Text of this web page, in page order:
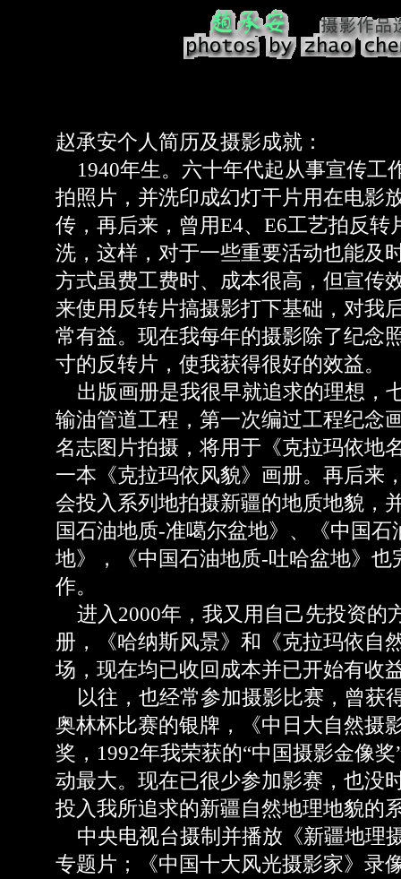
赵承安个人简历及摄影成就：
1940年生。六十年代起从事宣传工
拍照片，并洗印成幻灯干片用在电影
传，再后来，曾用E4、E6工艺拍反转
洗，这样，对于一些重要活动也能及
方式虽费工费时、成本很高，但宣传
来使用反转片搞摄影打下基础，对我
常有益。现在我每年的摄影除了纪念
寸的反转片，使我获得很好的效益。
出版画册是我很早就追求的理想，
输油管道工程，第一次编过工程纪念
名志图片拍摄，将用于《克拉玛依地
一本《克拉玛依风貌》画册。再后来
会投入系列地拍摄新疆的地质地貌，
国石油地质-准噶尔盆地》、《中国石
地》，《中国石油地质-吐哈盆地》也
作。
进入2000年，我又用自己先投资的
册，《哈纳斯风景》和《克拉玛依自
场，现在均已收回成本并已开始有收
以往，也经常参加摄影比赛，曾获
奥林杯比赛的银牌，《中日大自然摄
奖，1992年我荣获的“中国摄影金像
动最大。现在已很少参加影赛，也没
投入我所追求的新疆自然地理地貌的
中央电视台摄制并播放《新疆地
专题片；《中国十大风光摄影家》录